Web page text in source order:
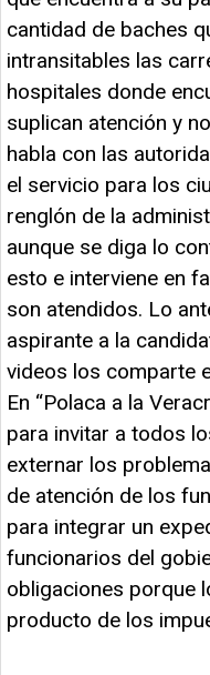
cantidad de baches
intransitables las
hospitales donde
suplican atención y
habla con las
el servicio para los
renglón de la
aunque se diga lo
esto e interviene en
son atendidos. Lo
aspirante a la
videos los comparte
En “Polaca a la
para invitar a todos
externar los
de atención de los
para integrar un
funcionarios del
obligaciones porque
producto de los